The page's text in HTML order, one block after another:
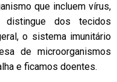
que incluem vírus,
dos tecidos
o sistema imunitário
de microorganismos
e ficamos doentes.